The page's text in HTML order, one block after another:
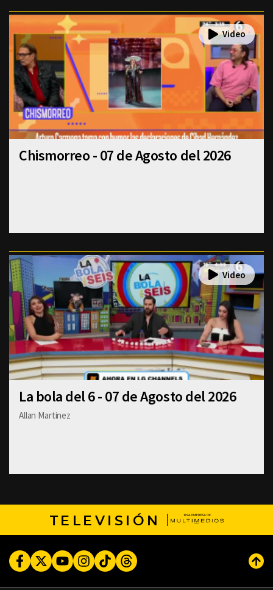
Chismorreo - 07 de Agosto del 2026
La bola del 6 - 07 de Agosto del 2026
Allan Martinez
TELEVISIÓN
FacebookTwitterYoutubeInstagram
TikTokThreads